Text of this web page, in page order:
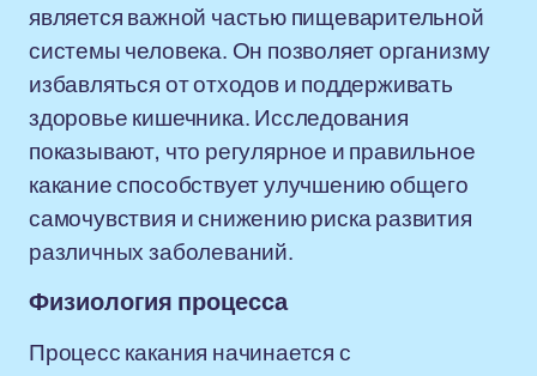
является важной частью пищеварительной
системы человека. Он позволяет организму
избавляться от отходов и поддерживать
здоровье кишечника. Исследования
показывают, что регулярное и правильное
какание способствует улучшению общего
самочувствия и снижению риска развития
различных заболеваний.
Физиология процесса
Процесс какания начинается с